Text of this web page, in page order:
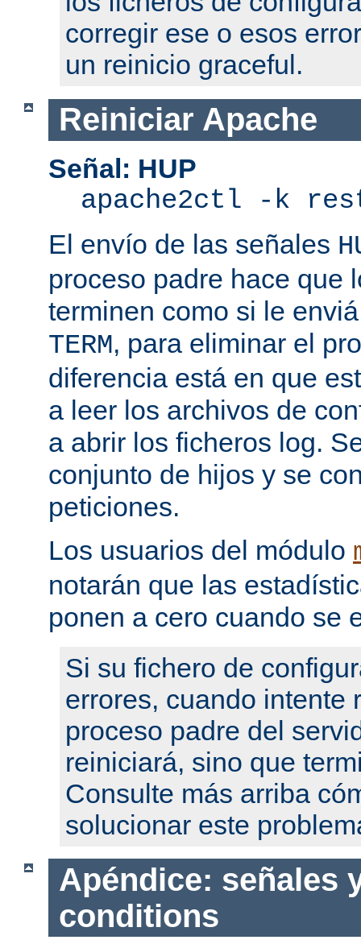
corregir ese o esos
un reinicio graceful.
Reiniciar Apache
Señal: HUP
apache2ctl -k
El envío de las señales
proceso padre hace que
terminen como si le
TERM, para eliminar el
diferencia está en que
a leer los archivos de
a abrir los ficheros log.
conjunto de hijos y se
peticiones.
Los usuarios del módulo
notarán que las
ponen a cero cuando se
Si su fichero de
errores, cuando intente
proceso padre del
reiniciará, sino que
Consulte más arriba
solucionar este
Apéndice: señales
conditions